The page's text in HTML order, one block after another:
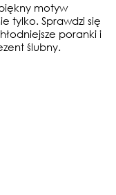
motyw
tylko. Sprawdzi się
poranki i
ślubny.